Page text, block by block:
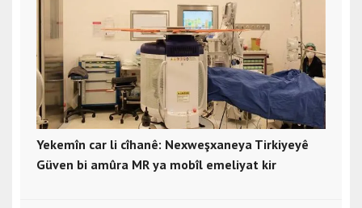
Yekemîn car li cîhanê: Nexweşxaneya Tirkiyeyê
Güven bi amûra MR ya mobîl emeliyat kir